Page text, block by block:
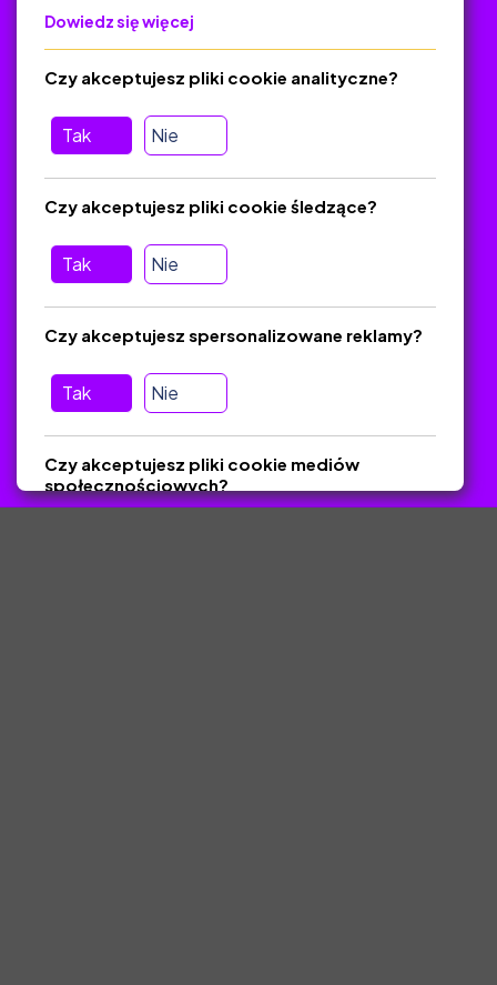
Polityka Prywatności
Regulamin
O platformie
Baza materiałów dydaktycznych
Jak zostać autorem
FAQ
Pomoc
wiadomość nie trafiła do folderu SPAM)
Materiały chronione Prawem Autorskim.
Dowiedz się więcej
Tak Nie
Czy akceptujesz pliki cookie analityczne?
Tak Nie
Czy akceptujesz pliki cookie śledzące?
Tak Nie
Czy akceptujesz spersonalizowane reklamy?
Czy akceptujesz pliki cookie mediów
społecznościowych?